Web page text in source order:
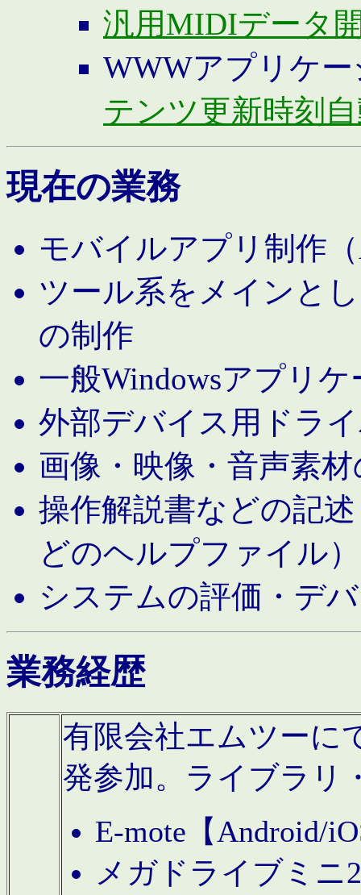
汎用MIDIデータ
WWWアプリケ
テンツ更新時刻
現在の業務
モバイルアプリ制作
ツール系をメインと
の制作
一般Windowsアプリ
外部デバイス用ドラ
画像・映像・音声素
操作解説書などの記
どのヘルプファイル）
システムの評価・デ
業務経歴
有限会社エムツーに
発参加。ライブラリ
E-mote【Android/
メガドライブミニ